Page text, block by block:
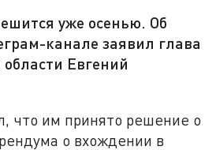
уже осенью. Об
канале заявил глава
Евгений
что им принято решение о
о вхождении в